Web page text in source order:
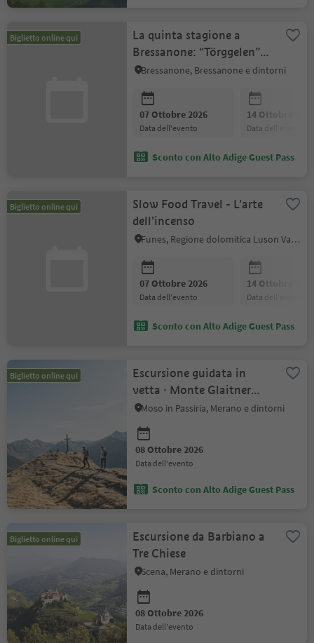
Biglietto online qui
La quinta stagione a
Bressanone: “Törggelen”
con degustazione di vino
Bressanone, Bressanone e dintorni
07 Ottobre 2026
data dell'evento
14 Ottobre 2026
data dell'evento
Sconto con Alto Adige Guest Pass
Biglietto online qui
Slow Food Travel - L'arte
dell'incenso
Funes, Regione dolomitica Luson Val di Funes
07 Ottobre 2026
data dell'evento
14 Ottobre 2026
data dell'evento
Sconto con Alto Adige Guest Pass
Biglietto online qui
Escursione guidata in
vetta · Monte Glaitner
Hochjoch (2389 m)
Moso in Passiria, Merano e dintorni
08 Ottobre 2026
data dell'evento
Sconto con Alto Adige Guest Pass
Biglietto online qui
Escursione da Barbiano a
Tre Chiese
Scena, Merano e dintorni
08 Ottobre 2026
data dell'evento